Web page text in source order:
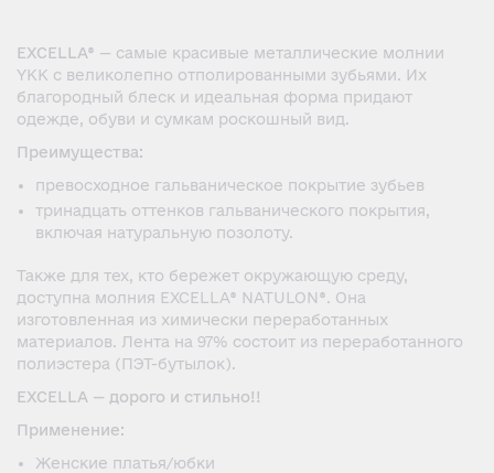
EXCELLA® — самые красивые металлические молнии
YKK с великолепно отполированными зубьями. Их
благородный блеск и идеальная форма придают
одежде, обуви и сумкам роскошный вид.
Преимущества:
превосходное гальваническое покрытие зубьев
тринадцать оттенков гальванического покрытия,
включая натуральную позолоту.
Также для тех, кто бережет окружающую среду,
доступна молния EXCELLA® NATULON®. Она
изготовленная из химически переработанных
материалов. Лента на 97% состоит из переработанного
полиэстера (ПЭТ-бутылок).
EXCELLA — дорого и стильно!!
Применение:
Женские платья/юбки